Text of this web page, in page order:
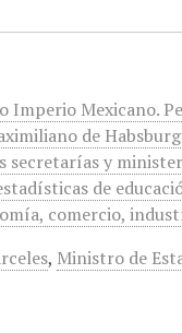
Imperio Mexicano.
de
secretarías y
de
comercio,
, Ministro de